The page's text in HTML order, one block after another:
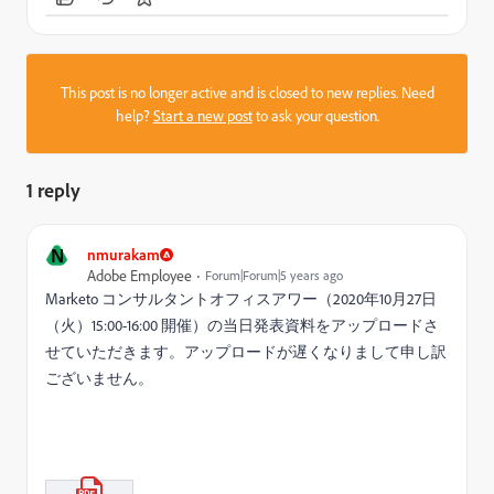
This post is no longer active and is closed to new replies. Need
help?Start a new postto ask your question.
1 reply
N
nmurakam
Adobe Employee
Forum|Forum|5 years ago
Marketo コンサルタントオフィスアワー（2020年10月27日
（火）15:00-16:00 開催）の当日発表資料をアップロードさ
せていただきます。アップロードが遅くなりまして申し訳
ございません。